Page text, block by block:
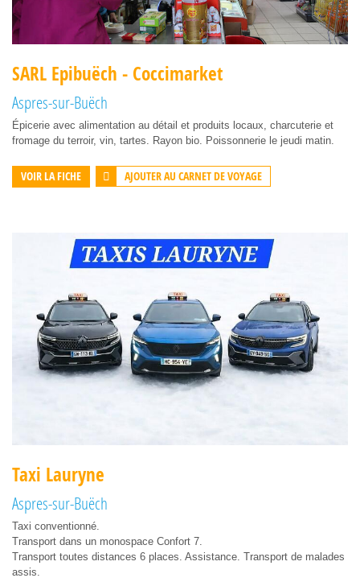
SARL Epibuëch - Coccimarket
Aspres-sur-Buëch
Épicerie avec alimentation au détail et produits locaux, charcuterie et
fromage du terroir, vin, tartes. Rayon bio. Poissonnerie le jeudi matin.
VOIR LA FICHE AJOUTER AU CARNET DE VOYAGE
Taxi Lauryne
Aspres-sur-Buëch
Taxi conventionné.
Transport dans un monospace Confort 7.
Transport toutes distances 6 places. Assistance. Transport de malades
assis.